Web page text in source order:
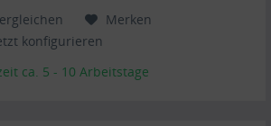
Merken
konfigurieren
ca. 5 - 10 Arbeitstage